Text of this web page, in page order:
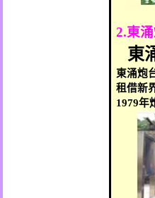
2.東
東
東涌炮
租借新
1979年